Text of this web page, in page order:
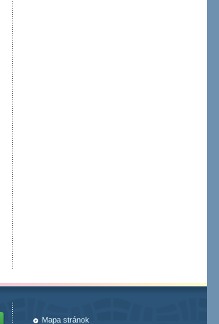
Mapa stránok